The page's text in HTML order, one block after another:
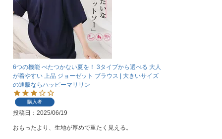
6つの機能 べたつかない夏を！ 3タイプから選べる 大人
が着やすい 上品 ジョーゼット ブラウス | 大きいサイズ
の通販ならハッピーマリリン
購入者
投稿日 2025/06/19
おもったより、生地が厚めで重たく見える。